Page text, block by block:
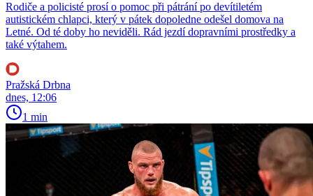
Rodiče a policisté prosí o pomoc při pátrání po devítiletém
autistickém chlapci, který v pátek dopoledne odešel domova na
Letné. Od té doby ho neviděli. Rád jezdí dopravními prostředky a
také výtahem.
Pražská Drbna
dnes, 12:06
1 min